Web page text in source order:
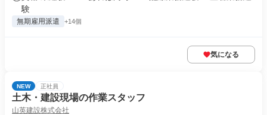
験
無期雇用派遣 +14個
気になる
NEW 正社員
土木・建設現場の作業スタッフ
山英建設株式会社